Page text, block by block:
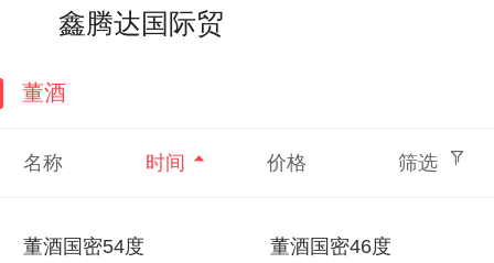
董酒
名称 时间 价格 筛选
董酒国密54度 董酒国密46度